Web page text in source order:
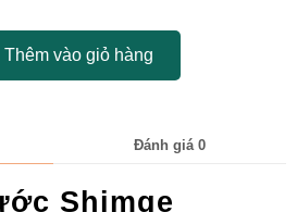
Thêm vào giỏ hàng
Đánh giá 0
Shimge